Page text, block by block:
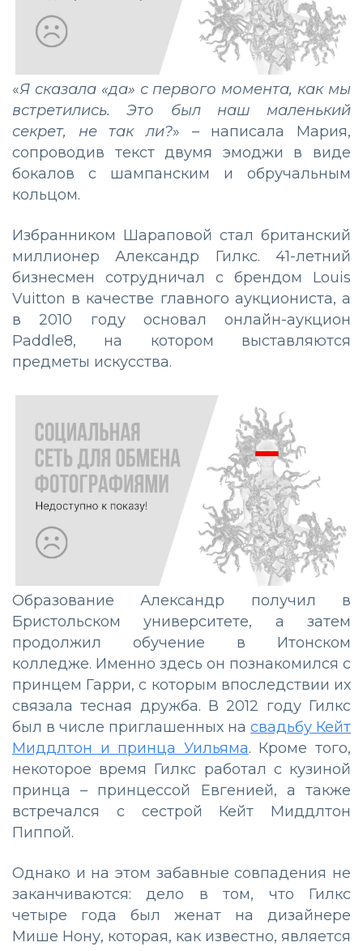
«Я сказала «да» с первого момента, как мы
встретились. Это был наш маленький
секрет, не так ли?» – написала Мария,
сопроводив текст двумя эмоджи в виде
бокалов с шампанским и обручальным
кольцом.
Избранником Шараповой стал британский
миллионер Александр Гилкс. 41-летний
бизнесмен сотрудничал с брендом Louis
Vuitton в качестве главного аукциониста, а
в 2010 году основал онлайн-аукцион
Paddle8, на котором выставляются
предметы искусства.
Образование Александр получил в
Бристольском университете, а затем
продолжил обучение в Итонском
колледже. Именно здесь он познакомился с
принцем Гарри, с которым впоследствии их
связала тесная дружба. В 2012 году Гилкс
был в числе приглашенных на свадьбу Кейт
Миддлтон и принца Уильяма. Кроме того,
некоторое время Гилкс работал с кузиной
принца – принцессой Евгенией, а также
встречался с сестрой Кейт Миддлтон
Пиппой.
Однако и на этом забавные совпадения не
заканчиваются: дело в том, что Гилкс
четыре года был женат на дизайнере
Мише Нону, которая, как известно, является